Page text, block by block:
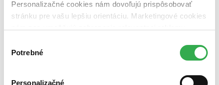
Personalizačné cookies nám dovoľujú prispôsobovať
stránku pre vašu lepšiu orientáciu. Marketingové cookies
nám pomohlo, keby sme mohli používať všetky tieto
súhlasu
Potrebné
Personalizačné
čítaná - mierne opotrebovaná (0 titulov)čítaná - mierne
opotrebovaná
čítané verzie vypredaných kníh (0 titulov)čítané verzie
vypredaných kníh